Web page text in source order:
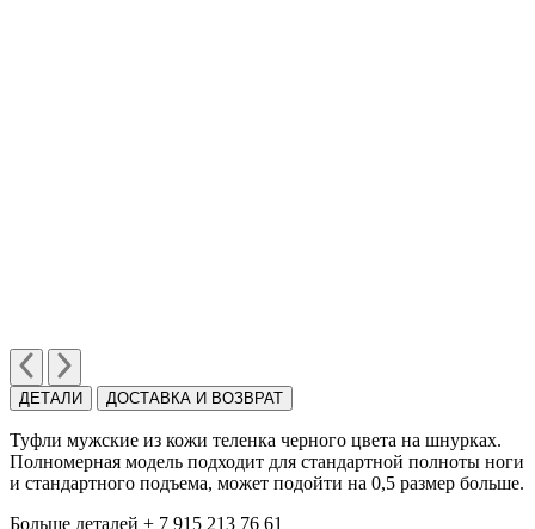
ДЕТАЛИ ДОСТАВКА И ВОЗВРАТ
Туфли мужские из кожи теленка черного цвета на шнурках.
Полномерная модель подходит для стандартной полноты ноги
и стандартного подъема, может подойти на 0,5 размер больше.
Больше деталей + 7 915 213 76 61